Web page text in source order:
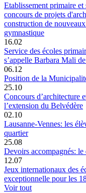
Etablissement primaire
concours de projets
construction de
gymnastique
16.02
Service des écoles
s’appelle Barbara Mali
06.12
Position de la
25.10
Concours d’architecture
l’extension du Belvédère
02.10
Lausanne-Vennes: les
quartier
25.08
Devoirs accompagnés: le
12.07
Jeux internationaux des
exceptionnelle pour les
Voir tout